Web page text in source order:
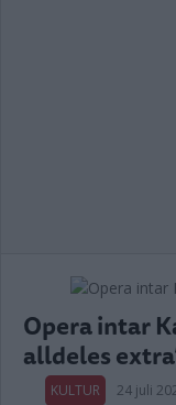
Opera intar
alldeles
KULTUR 24 juli